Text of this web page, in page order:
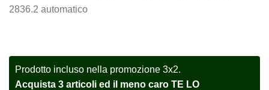
2836.2 automatico
Prodotto incluso nella promozione 3x2.
Acquista 3 articoli ed il meno caro TE LO